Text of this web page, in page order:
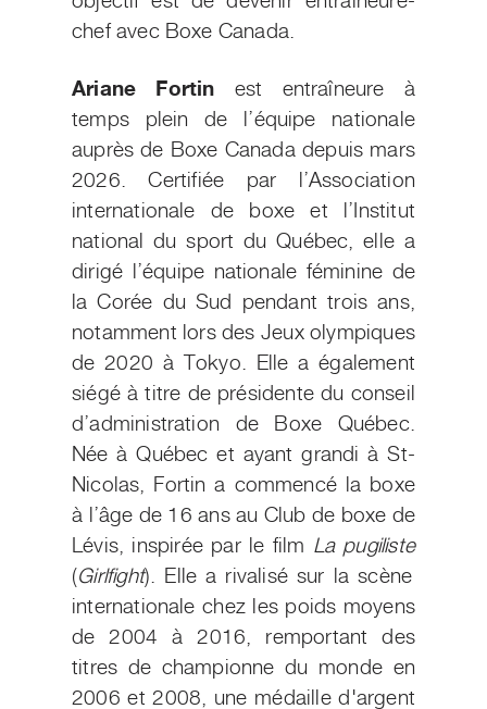
chef avec Boxe Canada.
Ariane Fortin est entraîneure à
temps plein de l’équipe nationale
auprès de Boxe Canada depuis mars
2026. Certifiée par l’Association
internationale de boxe et l’Institut
national du sport du Québec, elle a
dirigé l’équipe nationale féminine de
la Corée du Sud pendant trois ans,
notamment lors des Jeux olympiques
de 2020 à Tokyo. Elle a également
siégé à titre de présidente du conseil
d’administration de Boxe Québec.
Née à Québec et ayant grandi à St-
Nicolas, Fortin a commencé la boxe
à l’âge de 16 ans au Club de boxe de
Lévis, inspirée par le film La pugiliste
(Girlfight). Elle a rivalisé sur la scène
internationale chez les poids moyens
de 2004 à 2016, remportant des
titres de championne du monde en
2006 et 2008, une médaille d'argent